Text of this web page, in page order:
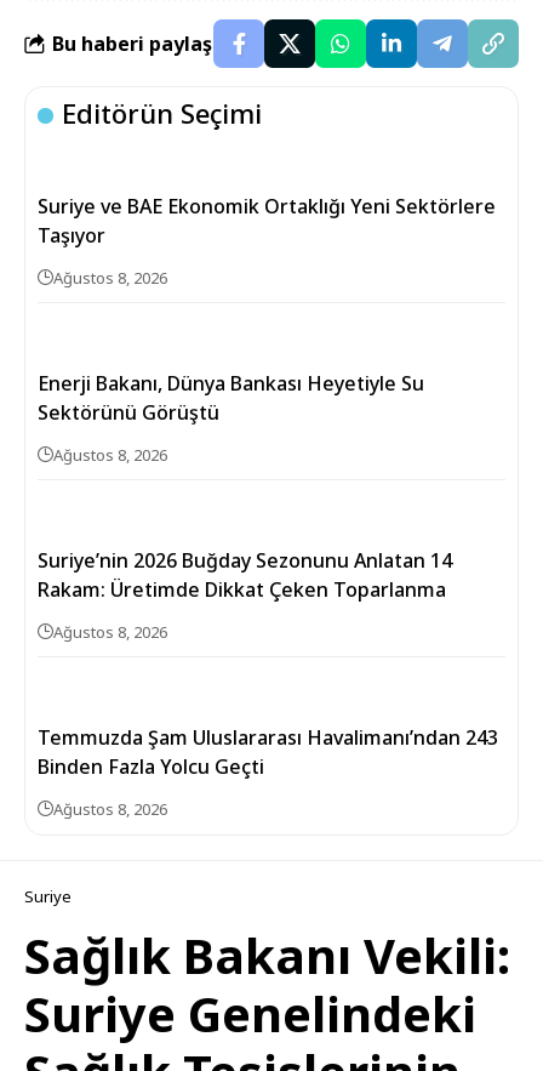
Bu haberi paylaş
Editörün Seçimi
Suriye ve BAE Ekonomik Ortaklığı Yeni Sektörlere
Taşıyor
Ağustos 8, 2026
Enerji Bakanı, Dünya Bankası Heyetiyle Su
Sektörünü Görüştü
Ağustos 8, 2026
Suriye’nin 2026 Buğday Sezonunu Anlatan 14
Rakam: Üretimde Dikkat Çeken Toparlanma
Ağustos 8, 2026
Temmuzda Şam Uluslararası Havalimanı’ndan 243
Binden Fazla Yolcu Geçti
Ağustos 8, 2026
Suriye
Sağlık Bakanı Vekili:
Suriye Genelindeki